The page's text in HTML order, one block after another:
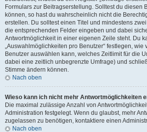
Formulars zur Beitragserstellung. Solltest du diesen
können, so hast du wahrscheinlich nicht die
erstellen. Du solltest einen Titel und mindestens
die entsprechenden Felder eingeben und dabei
Antwortmöglichkeit in einer eigenen Zeile steht. Du
„Auswahlmöglichkeiten pro Benutzer“ festlegen, wie
Benutzer auswählen kann, welches Zeitlimit für die
dabei eine zeitlich unbegrenzte Umfrage) und
Stimme ändern können.
Nach oben
Wieso kann ich nicht mehr Antwortmöglichkeiten
Die maximal zulässige Anzahl von
Administration festgelegt. Wenn du glaubst, mehr
zugelassen zu benötigen, kontaktiere einen
Nach oben